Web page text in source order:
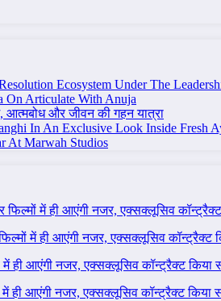
Ecosystem Under The
On Articulate With Anuja
आत्मबोध और जीवन की गहन यात्रा
In An Exclusive Look Inside Fresh
At Marwah Studios
फिल्मों में ही आएंगी नजर, एक्सक्लूसिव
में ही आएंगी नजर, एक्सक्लूसिव कॉन्ट्रैक्ट
में ही आएंगी नजर, एक्सक्लूसिव कॉन्ट्रैक्ट किया
में ही आएंगी नजर, एक्सक्लूसिव कॉन्ट्रैक्ट किया